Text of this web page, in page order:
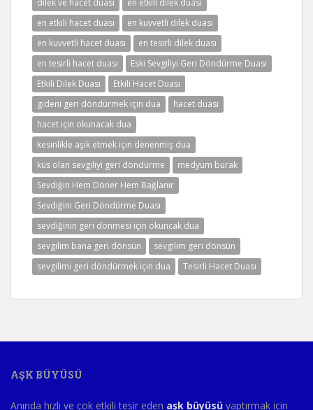
dilek ve hacet duası
en etkili dilek duası
en etkili hacet duası
en kuvvetli dilek duası
en kuvvetli hacet duası
en tesirli dilek duası
en tesirli hacet duası
Eski Sevgiliyi Geri Döndürme Duası
Etkili Dilek Duası
Etkili Hacet Duası
gideni geri döndürmek için dua
hacet duası
hacet için okunacak dua
kesinlikle aşık etmek için denenmiş dua
küs olan sevgiliyi geri döndürme
medyum burak
Sevdiğin Hem Döner Hem Bağlanır
Sevdiğini Geri Döndürme Duası
sevdiğinin geri dönmesi için okuncak dua
sevgilim bana geri dönsün
sevgilim geri dönsün
sevgilimi geri döndürmek için dua
Tesirli Hacet Duası
AŞK BÜYÜSÜ
Anında hızlı ve çok etkili tesir eden aşk büyüsü yaptırmak için